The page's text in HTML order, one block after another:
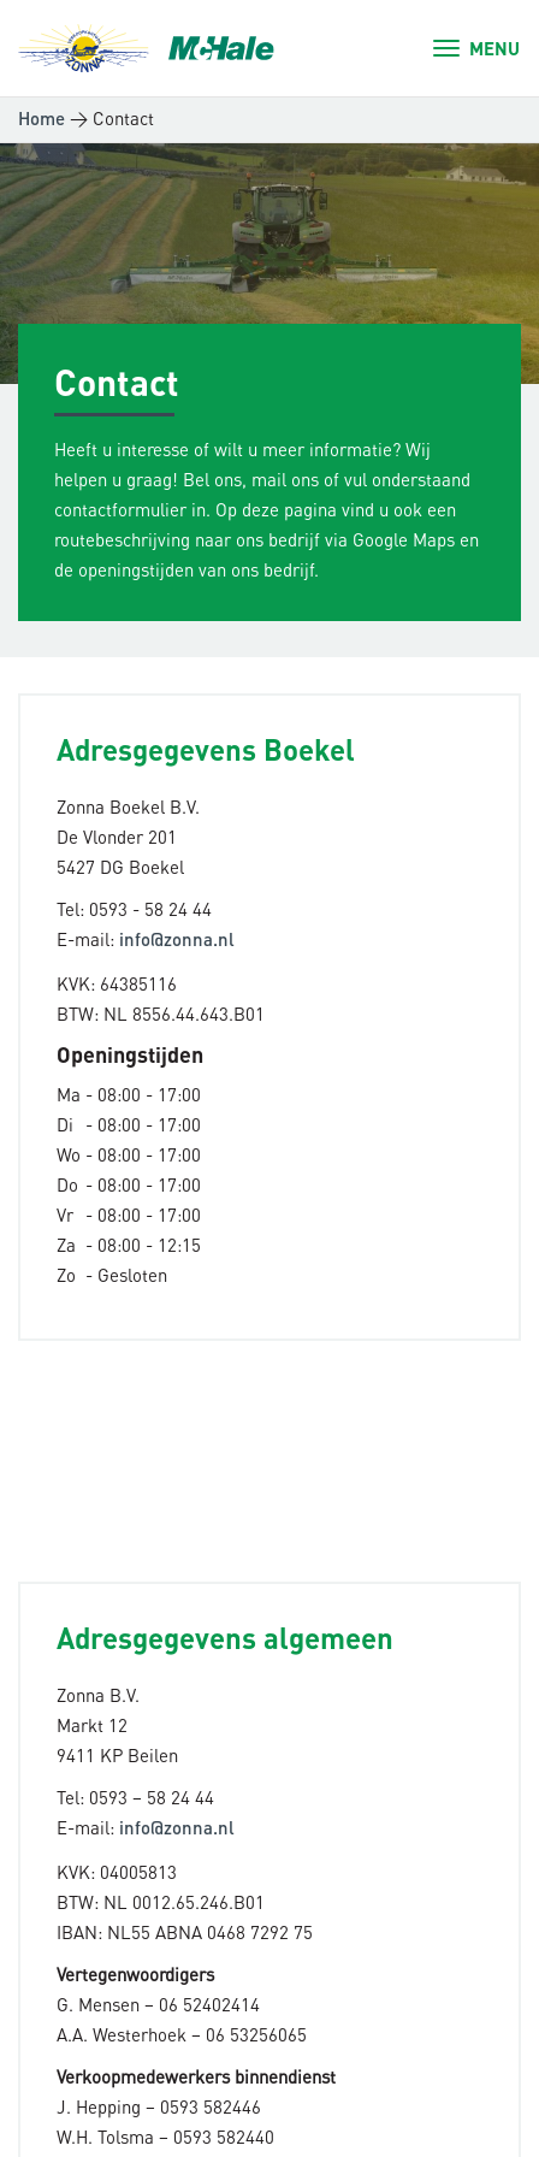
MENU
Home > Contact
Contact
Heeft u interesse of wilt u meer informatie? Wij
helpen u graag! Bel ons, mail ons of vul onderstaand
contactformulier in. Op deze pagina vind u ook een
routebeschrijving naar ons bedrijf via Google Maps en
de openingstijden van ons bedrijf.
Adresgegevens Boekel
Zonna Boekel B.V.
De Vlonder 201
5427 DG Boekel
Tel: 0593 - 58 24 44
E-mail: info@zonna.nl
KVK: 64385116
BTW: NL 8556.44.643.B01
Openingstijden
Ma - 08:00 - 17:00
Di
- 08:00 - 17:00
Wo - 08:00 - 17:00
Do - 08:00 - 17:00
Vr
- 08:00 - 17:00
Za - 08:00 - 12:15
Zo - Gesloten
Adresgegevens algemeen
Zonna B.V.
Markt 12
9411 KP Beilen
Tel: 0593 – 58 24 44
E-mail: info@zonna.nl
KVK: 04005813
BTW: NL 0012.65.246.B01
IBAN: NL55 ABNA 0468 7292 75
Vertegenwoordigers
G. Mensen – 06 52402414
A.A. Westerhoek – 06 53256065
Verkoopmedewerkers binnendienst
J. Hepping – 0593 582446
W.H. Tolsma – 0593 582440